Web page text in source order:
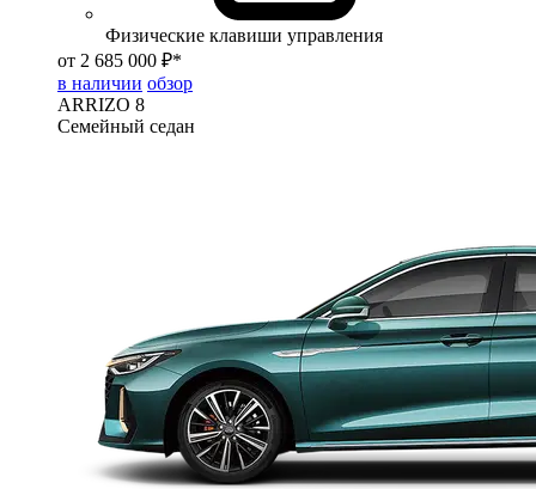
Физические клавиши управления
от 2 685 000 ₽*
в наличии обзор
ARRIZO 8
Семейный седан